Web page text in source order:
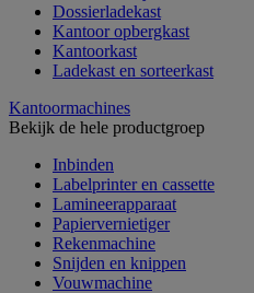
Dossierladekast
Kantoor opbergkast
Kantoorkast
Ladekast en sorteerkast
Kantoormachines
Bekijk de hele productgroep
Inbinden
Labelprinter en cassette
Lamineerapparaat
Papiervernietiger
Rekenmachine
Snijden en knippen
Vouwmachine